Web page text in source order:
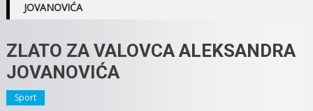
JOVANOVIĆA
ZLATO ZA VALOVCA ALEKSANDRA
JOVANOVIĆA
Sport